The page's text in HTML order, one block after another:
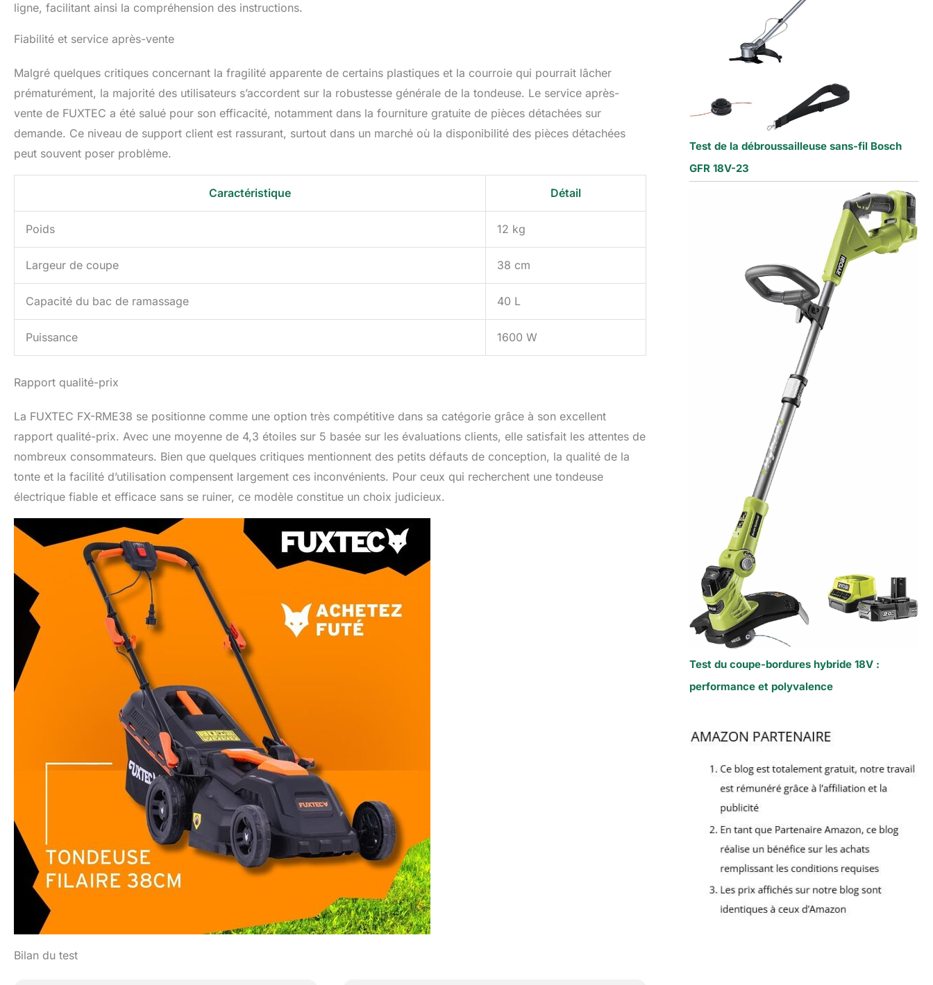
ligne, facilitant ainsi la compréhension des instructions.
Fiabilité et service après-vente
Malgré quelques critiques concernant la fragilité apparente de certains plastiques et la courroie qui pourrait lâcher
prématurément, la majorité des utilisateurs s’accordent sur la robustesse générale de la tondeuse. Le service après-
vente de FUXTEC a été salué pour son efficacité, notamment dans la fourniture gratuite de pièces détachées sur
demande. Ce niveau de support client est rassurant, surtout dans un marché où la disponibilité des pièces détachées
peut souvent poser problème.
Caractéristique Détail
Poids 12 kg
Largeur de coupe 38 cm
Capacité du bac de ramassage 40 L
Puissance 1600 W
Rapport qualité-prix
La FUXTEC FX-RME38 se positionne comme une option très compétitive dans sa catégorie grâce à son excellent
rapport qualité-prix. Avec une moyenne de 4,3 étoiles sur 5 basée sur les évaluations clients, elle satisfait les attentes de
nombreux consommateurs. Bien que quelques critiques mentionnent des petits défauts de conception, la qualité de la
tonte et la facilité d’utilisation compensent largement ces inconvénients. Pour ceux qui recherchent une tondeuse
électrique fiable et efficace sans se ruiner, ce modèle constitue un choix judicieux.
Bilan du test
Test de la débroussailleuse sans-fil Bosch
GFR 18V-23
Test du coupe-bordures hybride 18V :
performance et polyvalence